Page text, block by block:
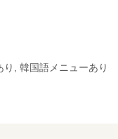
, 韓国語メニューあり